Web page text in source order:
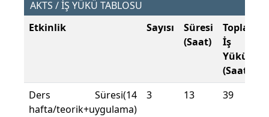
AKTS / İŞ YÜKÜ TABLOSU
Etkinlik
Sayısı
Süresi
(Saat)
Toplam
İş
Yükü
(Saat)
Ders Süresi(14
hafta/teorik+uygulama)
3 13 39